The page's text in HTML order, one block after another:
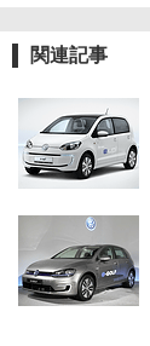
関連記事